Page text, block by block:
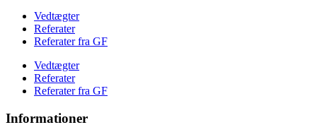
Vedtægter
Referater
Referater fra GF
Vedtægter
Referater
Referater fra GF
Informationer